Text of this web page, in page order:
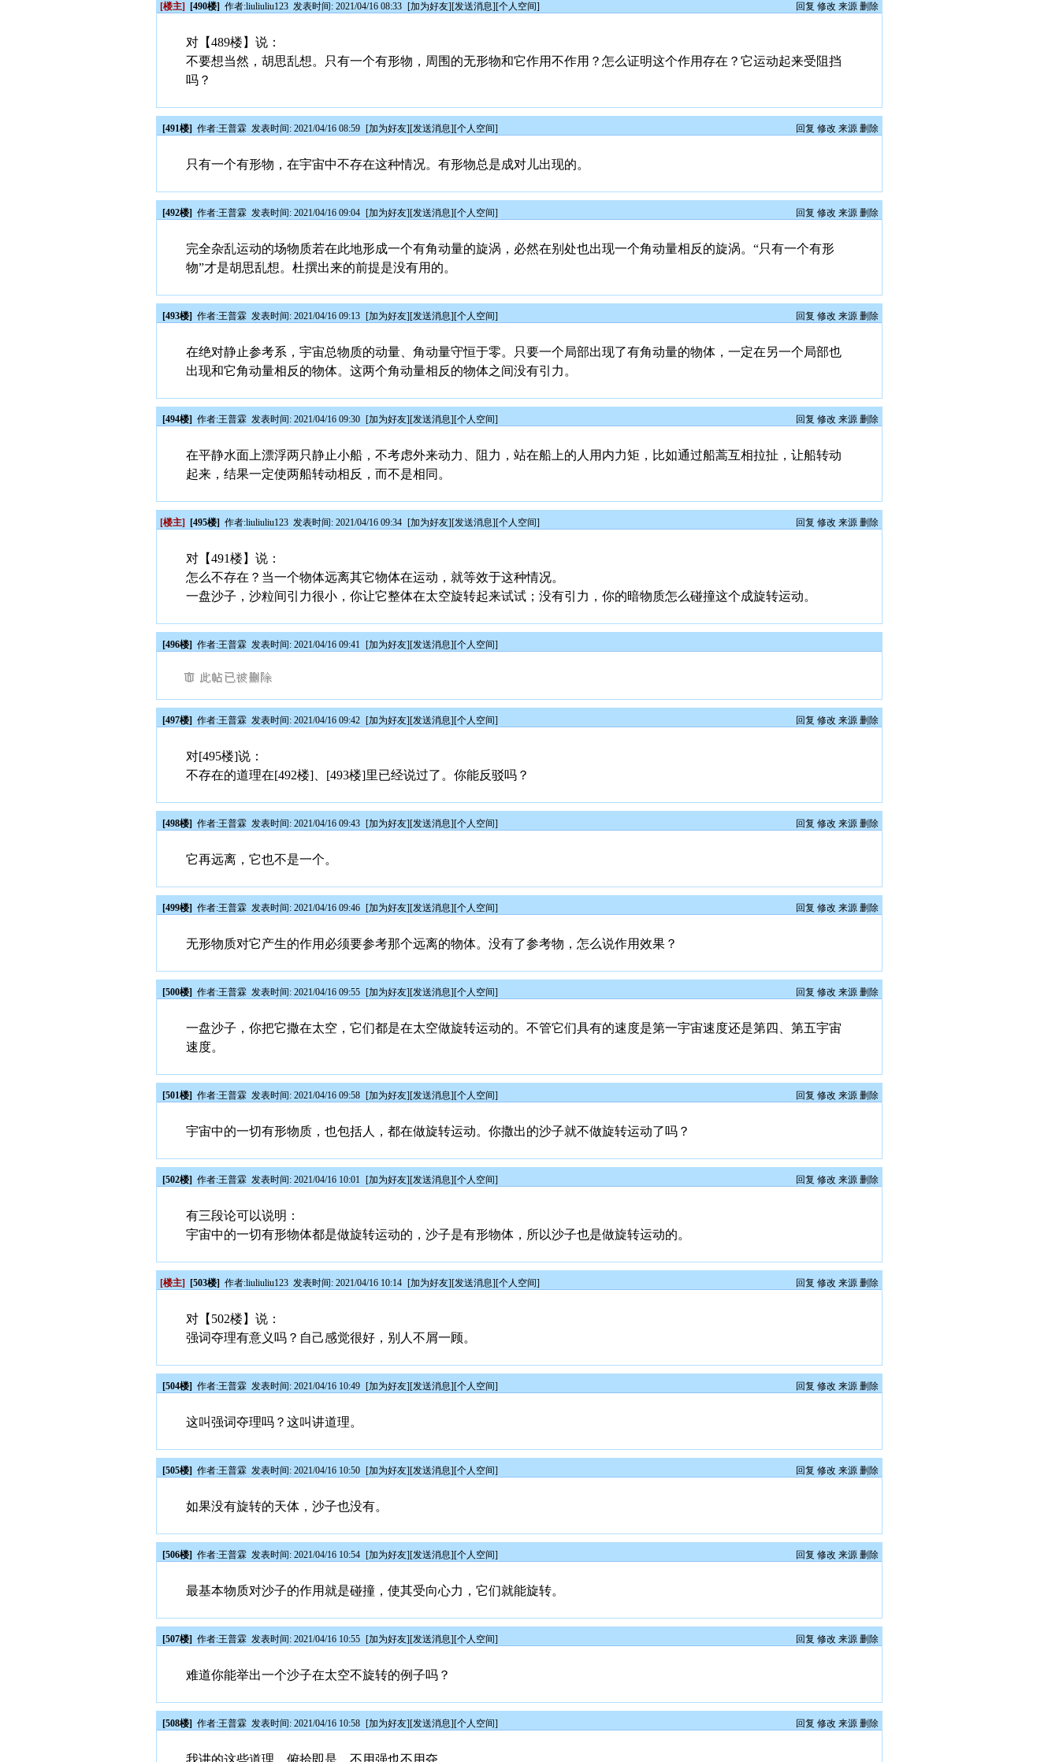
[楼主] [490楼] 作者:liuliuliu123 发表时间: 2021/04/16 08:33 [加为好友][发送消息][个人空间] 回复 修改 来源 删除
对【489楼】说：
不要想当然，胡思乱想。只有一个有形物，周围的无形物和它作用不作用？怎么证明这个作用存在？它运动起来受阻挡
吗？
[491楼] 作者:王普霖 发表时间: 2021/04/16 08:59 [加为好友][发送消息][个人空间] 回复 修改 来源 删除
只有一个有形物，在宇宙中不存在这种情况。有形物总是成对儿出现的。
[492楼] 作者:王普霖 发表时间: 2021/04/16 09:04 [加为好友][发送消息][个人空间] 回复 修改 来源 删除
完全杂乱运动的场物质若在此地形成一个有角动量的旋涡，必然在别处也出现一个角动量相反的旋涡。“只有一个有形
物”才是胡思乱想。杜撰出来的前提是没有用的。
[493楼] 作者:王普霖 发表时间: 2021/04/16 09:13 [加为好友][发送消息][个人空间] 回复 修改 来源 删除
在绝对静止参考系，宇宙总物质的动量、角动量守恒于零。只要一个局部出现了有角动量的物体，一定在另一个局部也
出现和它角动量相反的物体。这两个角动量相反的物体之间没有引力。
[494楼] 作者:王普霖 发表时间: 2021/04/16 09:30 [加为好友][发送消息][个人空间] 回复 修改 来源 删除
在平静水面上漂浮两只静止小船，不考虑外来动力、阻力，站在船上的人用内力矩，比如通过船蒿互相拉扯，让船转动
起来，结果一定使两船转动相反，而不是相同。
[楼主] [495楼] 作者:liuliuliu123 发表时间: 2021/04/16 09:34 [加为好友][发送消息][个人空间] 回复 修改 来源 删除
对【491楼】说：
怎么不存在？当一个物体远离其它物体在运动，就等效于这种情况。
一盘沙子，沙粒间引力很小，你让它整体在太空旋转起来试试；没有引力，你的暗物质怎么碰撞这个成旋转运动。
[496楼] 作者:王普霖 发表时间: 2021/04/16 09:41 [加为好友][发送消息][个人空间]
[497楼] 作者:王普霖 发表时间: 2021/04/16 09:42 [加为好友][发送消息][个人空间] 回复 修改 来源 删除
对[495楼]说：
不存在的道理在[492楼]、[493楼]里已经说过了。你能反驳吗？
[498楼] 作者:王普霖 发表时间: 2021/04/16 09:43 [加为好友][发送消息][个人空间] 回复 修改 来源 删除
它再远离，它也不是一个。
[499楼] 作者:王普霖 发表时间: 2021/04/16 09:46 [加为好友][发送消息][个人空间] 回复 修改 来源 删除
无形物质对它产生的作用必须要参考那个远离的物体。没有了参考物，怎么说作用效果？
[500楼] 作者:王普霖 发表时间: 2021/04/16 09:55 [加为好友][发送消息][个人空间] 回复 修改 来源 删除
一盘沙子，你把它撒在太空，它们都是在太空做旋转运动的。不管它们具有的速度是第一宇宙速度还是第四、第五宇宙
速度。
[501楼] 作者:王普霖 发表时间: 2021/04/16 09:58 [加为好友][发送消息][个人空间] 回复 修改 来源 删除
宇宙中的一切有形物质，也包括人，都在做旋转运动。你撒出的沙子就不做旋转运动了吗？
[502楼] 作者:王普霖 发表时间: 2021/04/16 10:01 [加为好友][发送消息][个人空间] 回复 修改 来源 删除
有三段论可以说明：
宇宙中的一切有形物体都是做旋转运动的，沙子是有形物体，所以沙子也是做旋转运动的。
[楼主] [503楼] 作者:liuliuliu123 发表时间: 2021/04/16 10:14 [加为好友][发送消息][个人空间] 回复 修改 来源 删除
对【502楼】说：
强词夺理有意义吗？自己感觉很好，别人不屑一顾。
[504楼] 作者:王普霖 发表时间: 2021/04/16 10:49 [加为好友][发送消息][个人空间] 回复 修改 来源 删除
这叫强词夺理吗？这叫讲道理。
[505楼] 作者:王普霖 发表时间: 2021/04/16 10:50 [加为好友][发送消息][个人空间] 回复 修改 来源 删除
如果没有旋转的天体，沙子也没有。
[506楼] 作者:王普霖 发表时间: 2021/04/16 10:54 [加为好友][发送消息][个人空间] 回复 修改 来源 删除
最基本物质对沙子的作用就是碰撞，使其受向心力，它们就能旋转。
[507楼] 作者:王普霖 发表时间: 2021/04/16 10:55 [加为好友][发送消息][个人空间] 回复 修改 来源 删除
难道你能举出一个沙子在太空不旋转的例子吗？
[508楼] 作者:王普霖 发表时间: 2021/04/16 10:58 [加为好友][发送消息][个人空间] 回复 修改 来源 删除
我讲的这些道理，俯拾即是，不用强也不用夺。